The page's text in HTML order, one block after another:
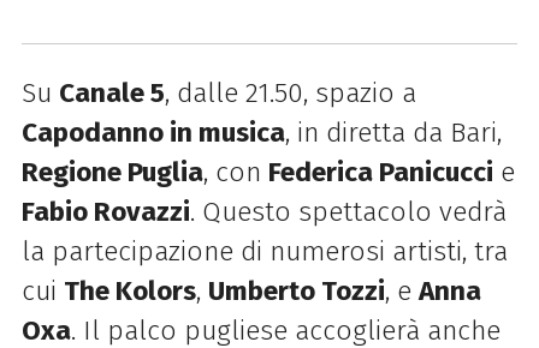
Su Canale 5, dalle 21.50, spazio a
Capodanno in musica, in diretta da Bari,
Regione Puglia, con Federica Panicucci e
Fabio Rovazzi. Questo spettacolo vedrà
la partecipazione di numerosi artisti, tra
cui The Kolors, Umberto Tozzi, eAnna
Oxa. Il palco pugliese accoglierà anche